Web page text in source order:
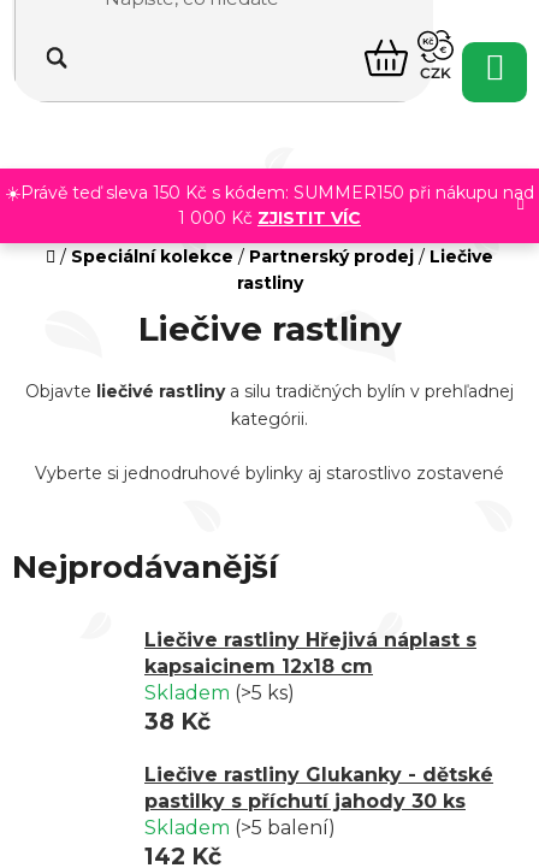
obsah
☀️Právě teď sleva 150 Kč s kódem: SUMMER150 při nákupu nad
1 000 Kč ZJISTIT VÍC
NÁKUPNÍ
KOŠÍK
CZK
Domů
/ Speciální kolekce / Partnerský prodej / Liečive
rastliny
Liečive rastliny
Objavte liečivé rastlinya silu tradičných bylín v prehľadnej
kategórii.
Vyberte si jednodruhové bylinky aj starostlivo zostavené
Nejprodávanější
Liečive rastliny Hřejivá náplast s
kapsaicinem 12x18 cm
Skladem (>5 ks)
38 Kč
Liečive rastliny Glukanky - dětské
pastilky s příchutí jahody 30 ks
Skladem (>5 balení)
142 Kč